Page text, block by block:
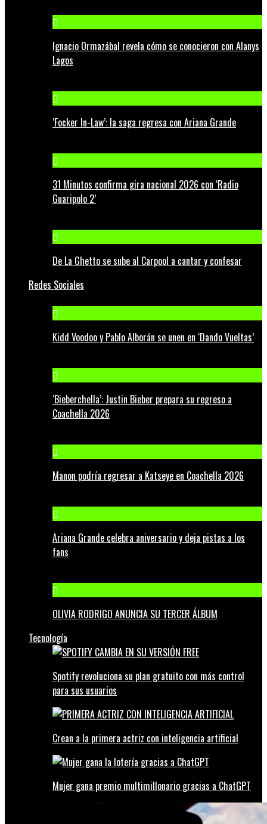
Ignacio Ormazábal revela cómo se conocieron con Alanys
Lagos
‘Focker In-Law’: la saga regresa con Ariana Grande
31 Minutos confirma gira nacional 2026 con ‘Radio
Guaripolo 2’
De La Ghetto se sube al Carpool a cantar y confesar
Redes Sociales
Kidd Voodoo y Pablo Alborán se unen en ‘Dando Vueltas’
‘Bieberchella’: Justin Bieber prepara su regreso a
Coachella 2026
Manon podría regresar a Katseye en Coachella 2026
Ariana Grande celebra aniversario y deja pistas a los
fans
OLIVIA RODRIGO ANUNCIA SU TERCER ÁLBUM
Tecnología
Spotify revoluciona su plan gratuito con más control
para sus usuarios
Crean a la primera actriz con inteligencia artificial
Mujer gana premio multimillonario gracias a ChatGPT